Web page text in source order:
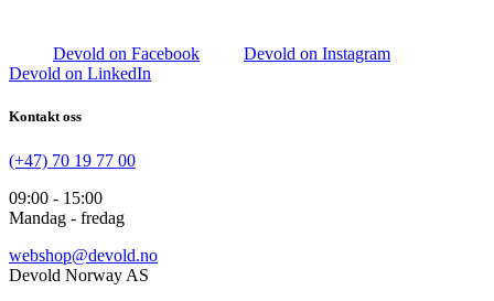
Devold on Facebook
Devold on Instagram
Devold on LinkedIn
Kontakt oss
(+47) 70 19 77 00
09:00 - 15:00
Mandag - fredag
webshop@devold.no
Devold Norway AS